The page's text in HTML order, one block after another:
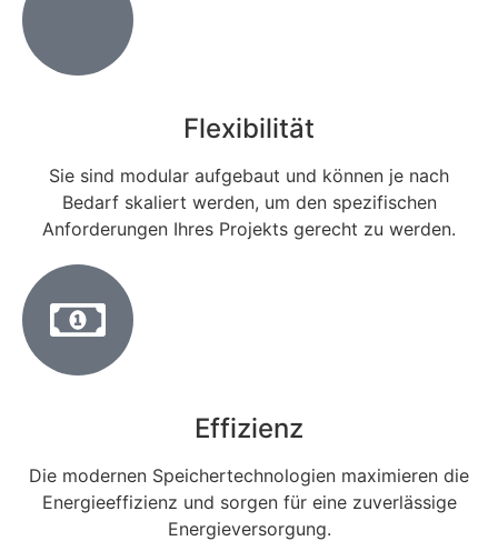
Flexibilität
Sie sind modular aufgebaut und können je nach
Bedarf skaliert werden, um den spezifischen
Anforderungen Ihres Projekts gerecht zu werden.
Effizienz
Die modernen Speichertechnologien maximieren die
Energieeffizienz und sorgen für eine zuverlässige
Energieversorgung.